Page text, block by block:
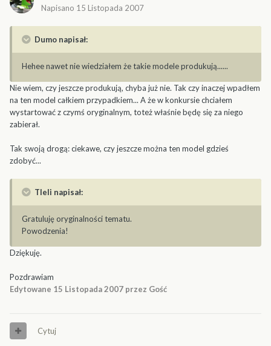
Napisano 15 Listopada 2007
Dumo napisał:
Hehee nawet nie wiedziałem że takie modele produkują......
Nie wiem, czy jeszcze produkują, chyba już nie. Tak czy inaczej wpadłem
na ten model całkiem przypadkiem... A że w konkursie chciałem
wystartować z czymś oryginalnym, toteż właśnie będę się za niego
zabierał.
Tak swoją drogą: ciekawe, czy jeszcze można ten model gdzieś
zdobyć...
Tleli napisał:
Gratuluję oryginalności tematu.
Powodzenia!
Dziękuję.
Pozdrawiam
Edytowane 15 Listopada 2007 przez Gość
Cytuj